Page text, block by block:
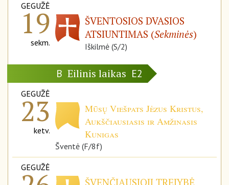
GEGUŽĖ
19
sekm.
ŠVENTOSIOS DVASIOS
ATSIUNTIMAS (Sekminės)
Iškilmė (S/2)
B Eilinis laikas E2
GEGUŽĖ
23
ketv.
Mūsų Viešpats Jėzus Kristus,
Aukščiausiasis ir Amžinasis
Kunigas
Šventė (F/8f)
GEGUŽĖ
ŠVENČIAUSIOJI TREJYBĖ